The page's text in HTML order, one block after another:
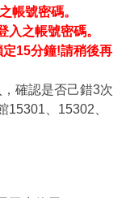
帳號密碼。
之帳號密碼。
15分鐘!請稍後再
確認是否己錯3次
15301、15302、